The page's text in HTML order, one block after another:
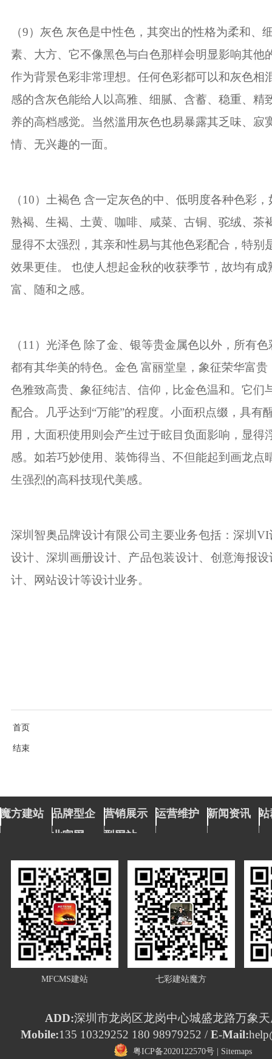
（9）灰色 灰色是中性色，其突出的性格为柔和、
素、大方、它不像黑色与白色那样会明显影响其他
作为背景色彩非常理想。任何色彩都可以和灰色相
感的含灰色能给人以高雅、细腻、含蓄、稳重、精
养的高档感觉。当然滥用灰色也易暴露其乏味、寂
情、无兴趣的一面。
（10）土褐色 含一定灰色的中、低明度各种色彩
熟褐、生褐、土黄、咖啡、咸菜、古铜、驼绒、茶
显得不太强烈，其亲和性易与其他色彩配合，特别
效果更佳。
也使人想起金秋的收获季节，故均有成
富、随和之感。
（11 ）光泽色 除了金、银等贵金属色以外，所有
都有其华美的特色。金色 富丽堂皇，象征荣华富贵
色雅致高贵、象征纯洁、信仰，比金色温和。它们
配合。几乎达到 “万能”的程度。小面积点缀，具有
用，大面积使用则会产生过于眩目负面影响，显得
感。如若巧妙使用、装饰得当、不但能起到画龙点
生强烈的高科技现代美感。
深圳智奥品牌设计有限公司主要业务包括：深圳 VI
设计、 深圳画册设计、产品包装设计、创意海报
计、网站设计等设计业务。
首页
结束
魔方建站
品牌型企
业官网
营销展示
型网站
运营维护 新闻资讯
MFCMS建站 七彩建站魔方
ADD:深圳市龙岗区龙岗中心城盛龙路万象
Mobile:135 10329252 180 98979252 / E-Mail:
粤ICP备2020122570号| Sitemaps